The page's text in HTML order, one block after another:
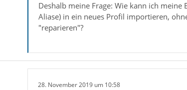
Deshalb meine Frage: Wie kann ich
Aliase) in ein neues Profil importieren,
"reparieren"?
28. November 2019 um 10:58